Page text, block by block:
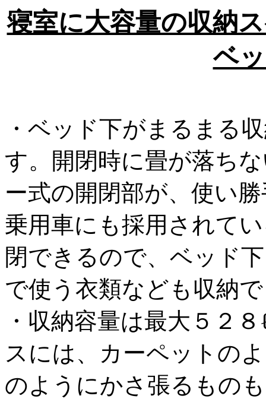
寝室に大容量の収納
ベ
・ベッド下がまるまる
す。開閉時に畳が落ち
ー式の開閉部が、使い
乗用車にも採用されて
閉できるので、ベッド
で使う衣類なども収納
・収納容量は最大５２
スには、カーペットの
のようにかさ張るもの